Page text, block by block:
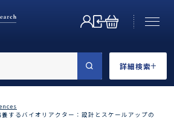
詳細検索
するバイオリアクター：設計とスケールアップの